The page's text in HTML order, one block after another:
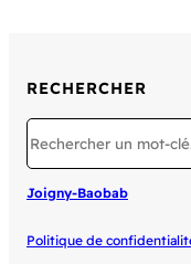
RECHERCHER
Search
Joigny-Baobab
Politique de